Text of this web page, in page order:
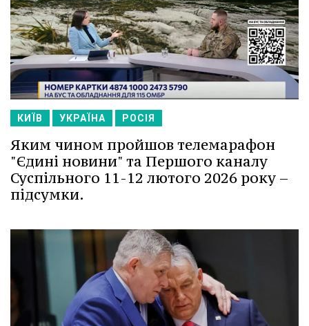
КИЇВ УКРАЇНА РОСІЯ
Яким чином пройшов телемарафон
"Єдині новини" та Першого каналу
Суспільного 11-12 лютого 2026 року –
підсумки.